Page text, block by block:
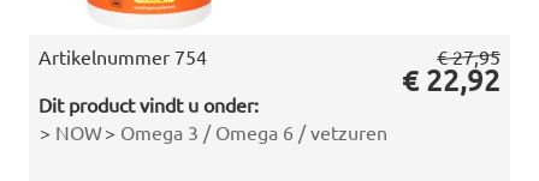
Artikelnummer 754
Dit product vindt u onder:
> NOW> Omega 3 / Omega 6 / vetzuren
€ 27,95
€ 22,92